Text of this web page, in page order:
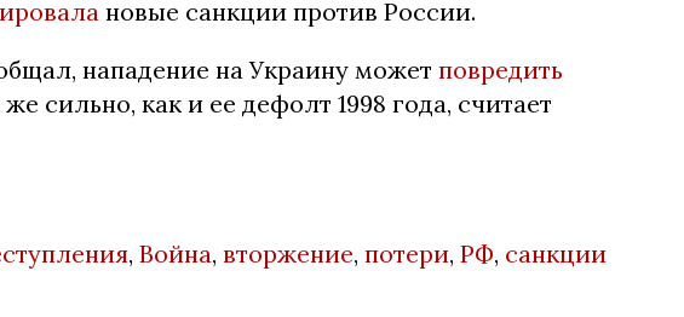
новые санкции против России.
нападение на Украину может повредить
сильно, как и ее дефолт 1998 года, считает
, Война, вторжение, потери, РФ, санкции